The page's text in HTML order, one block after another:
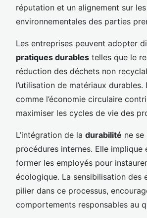
réputation et un alignement sur
environnementales des parties
Les entreprises peuvent adopter
pratiques durables telles que le
réduction des déchets non
l’utilisation de matériaux
comme l’économie circulaire
maximiser les cycles de vie des
L’intégration de la durabilité ne se
procédures internes. Elle implique
former les employés pour
écologique. La sensibilisation des
pilier dans ce processus,
comportements responsables au